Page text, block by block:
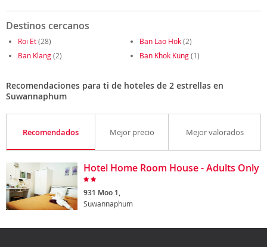
Destinos cercanos
Roi Et(28) Ban Lao Hok(2)
Ban Klang(2) Ban Khok Kung(1)
Recomendaciones para ti de hoteles de 2 estrellas en
Suwannaphum
Recomendados Mejor precio Mejor valorados
Hotel Home Room House - Adults Only
931 Moo 1,
Suwannaphum